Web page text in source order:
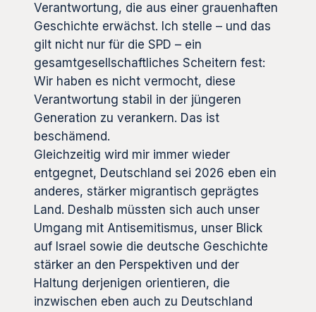
Verantwortung, die aus einer grauenhaften
Geschichte erwächst. Ich stelle – und das
gilt nicht nur für die SPD – ein
gesamtgesellschaftliches Scheitern fest:
Wir haben es nicht vermocht, diese
Verantwortung stabil in der jüngeren
Generation zu verankern. Das ist
beschämend.
Gleichzeitig wird mir immer wieder
entgegnet, Deutschland sei 2026 eben ein
anderes, stärker migrantisch geprägtes
Land. Deshalb müssten sich auch unser
Umgang mit Antisemitismus, unser Blick
auf Israel sowie die deutsche Geschichte
stärker an den Perspektiven und der
Haltung derjenigen orientieren, die
inzwischen eben auch zu Deutschland